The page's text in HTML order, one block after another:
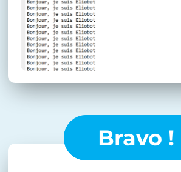
Bravo !